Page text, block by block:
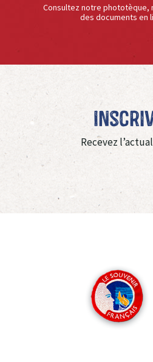
Consultez notre
des documents en
Recevez